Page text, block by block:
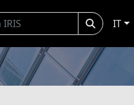
IT